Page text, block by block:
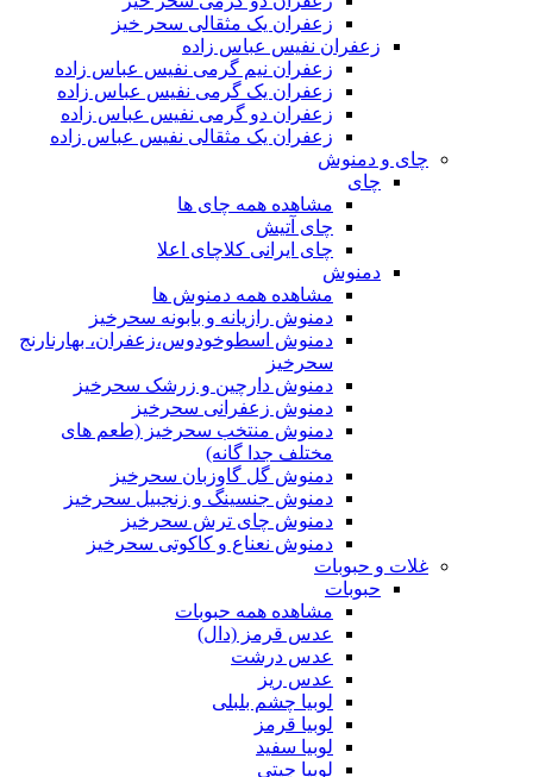
زعفران یک مثقالی سحر خیز
زعفران نفیس عباس زاده
زعفران نیم گرمی نفیس عباس زاده
زعفران یک گرمی نفیس عباس زاده
زعفران دو گرمی نفیس عباس زاده
زعفران یک مثقالی نفیس عباس زاده
چای و دمنوش
چای
مشاهده همه چای ها
چای آتیش
چای ایرانی کلاچای اعلا
دمنوش
مشاهده همه دمنوش ها
دمنوش رازیانه و بابونه سحرخیز
دمنوش اسطوخودوس،زعفران، بهارنارنج
سحرخیز
دمنوش دارچین و زرشک سحرخیز
دمنوش زعفرانی سحرخیز
دمنوش منتخب سحرخیز (طعم های
مختلف جدا گانه)
دمنوش گل گاوزبان سحرخیز
دمنوش جنسینگ و زنجبیل سحرخیز
دمنوش چای ترش سحرخیز
دمنوش نعناع و کاکوتی سحرخیز
غلات و حبوبات
حبوبات
مشاهده همه حبوبات
عدس قرمز (دال)
عدس درشت
عدس ریز
لوبیا چشم بلبلی
لوبیا قرمز
لوبیا سفید
لوبیا چیتی